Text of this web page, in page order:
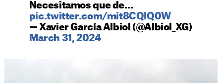
Necesitamos que de…
pic.twitter.com/mit8CQIQ0W
— Xavier García Albiol (@Albiol_XG)
March 31, 2024